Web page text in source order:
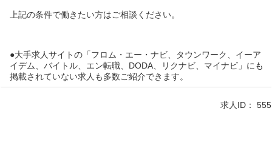
上記の条件で働きたい方はご相談ください。
●大手求人サイトの「フロム・エー・ナビ、タウンワーク、イーア
イデム、バイトル、エン転職、DODA、リクナビ、マイナビ」にも
掲載されていない求人も多数ご紹介できます。
求人ID： 555